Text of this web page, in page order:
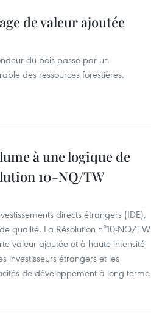
de valeur ajoutée
du bois passe par un
des ressources forestières.
à une logique de
10-NQ/TW
directs étrangers (IDE),
qualité. La Résolution n°10-NQ/TW
valeur ajoutée et à haute intensité
investisseurs étrangers et les
de développement à long terme